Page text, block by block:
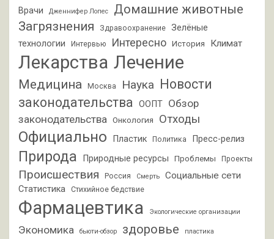
Врачи Дженнифер Лопес
Домашние животные
Загрязнения
Здравоохранение
Зелёные
технологии
Интервью Интересно История Климат
Лекарства Лечение
Медицина Москва Наука Новости
законодательства
ООПТ Обзор
законодательства
Онкология Отходы
Официально Пластик Политика Пресс-релиз
Природа Природные ресурсы Проблемы Проекты
Происшествия Россия Смерть Социальные сети
Статистика Стихийное бедствие
Фармацевтика Экологические организации
Экономика бьюти-обзор здоровье пластика